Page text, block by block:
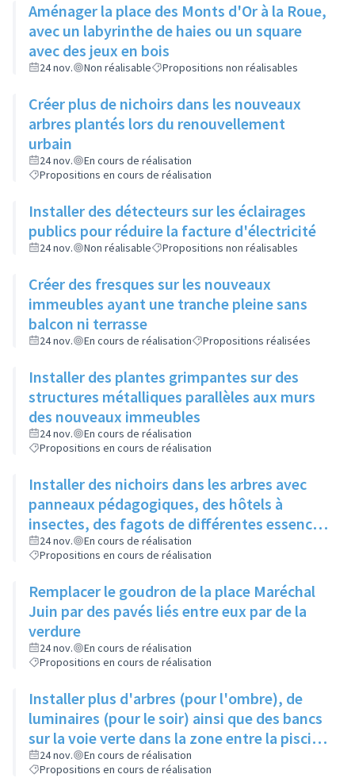
Aménager la place des Monts d'Or à la Roue,
avec un labyrinthe de haies ou un square
avec des jeux en bois
24 nov. Non réalisable Propositions non réalisables
Créer plus de nichoirs dans les nouveaux
arbres plantés lors du renouvellement
urbain
24 nov.
En cours de réalisation
Propositions en cours de réalisation
Installer des détecteurs sur les éclairages
publics pour réduire la facture d'électricité
24 nov. Non réalisable Propositions non réalisables
Créer des fresques sur les nouveaux
immeubles ayant une tranche pleine sans
balcon ni terrasse
24 nov. En cours de réalisation Propositions réalisées
Installer des plantes grimpantes sur des
structures métalliques parallèles aux murs
des nouveaux immeubles
24 nov.
En cours de réalisation
Propositions en cours de réalisation
Installer des nichoirs dans les arbres avec
panneaux pédagogiques, des hôtels à
insectes, des fagots de différentes essences
pour stimuler la biodiversité sur la place du
Château à la Roue
24 nov.
En cours de réalisation
Propositions en cours de réalisation
Remplacer le goudron de la place Maréchal
Juin par des pavés liés entre eux par de la
verdure
24 nov.
En cours de réalisation
Propositions en cours de réalisation
Installer plus d'arbres (pour l'ombre), de
luminaires (pour le soir) ainsi que des bancs
sur la voie verte dans la zone entre la piscine
et la rue de l'Industrie
24 nov.
En cours de réalisation
Propositions en cours de réalisation